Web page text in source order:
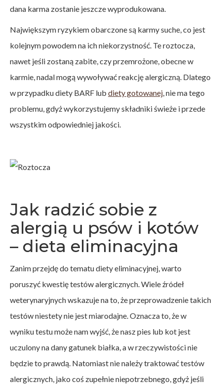
dana karma zostanie jeszcze wyprodukowana.
Największym ryzykiem obarczone są karmy suche, co jest
kolejnym powodem na ich niekorzystność. Te roztocza,
nawet jeśli zostaną zabite, czy przemrożone, obecne w
karmie, nadal mogą wywoływać reakcję alergiczną. Dlatego
w przypadku diety BARF lub diety gotowanej, nie ma tego
problemu, gdyż wykorzystujemy składniki świeże i przede
wszystkim odpowiedniej jakości.
Jak radzić sobie z
alergią u psów i kotów
– dieta eliminacyjna
Zanim przejdę do tematu diety eliminacyjnej, warto
poruszyć kwestię testów alergicznych. Wiele źródeł
weterynaryjnych wskazuje na to, że przeprowadzenie takich
testów niestety nie jest miarodajne. Oznacza to, że w
wyniku testu może nam wyjść, że nasz pies lub kot jest
uczulony na dany gatunek białka, a w rzeczywistości nie
będzie to prawdą. Natomiast nie należy traktować testów
alergicznych, jako coś zupełnie niepotrzebnego, gdyż jeśli